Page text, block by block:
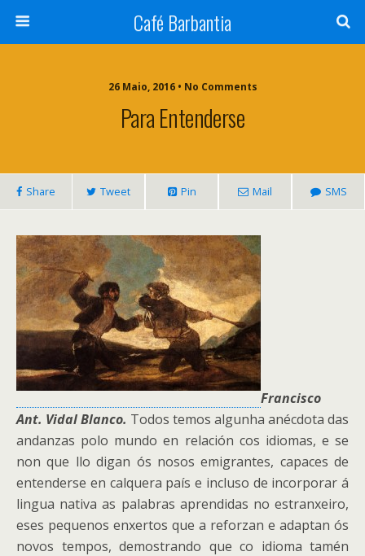
Café Barbantia
26 Maio, 2016 • No Comments
Para Entenderse
Share Tweet Pin Mail SMS
Francisco
Ant. Vidal Blanco. Todos temos algunha anécdota das
andanzas polo mundo en relación cos idiomas, e se
non que llo digan ós nosos emigrantes, capaces de
entenderse en calquera país e incluso de incorporar á
lingua nativa as palabras aprendidas no estranxeiro,
eses pequenos enxertos que a reforzan e adaptan ós
novos tempos, demostrando que co idioma tamén